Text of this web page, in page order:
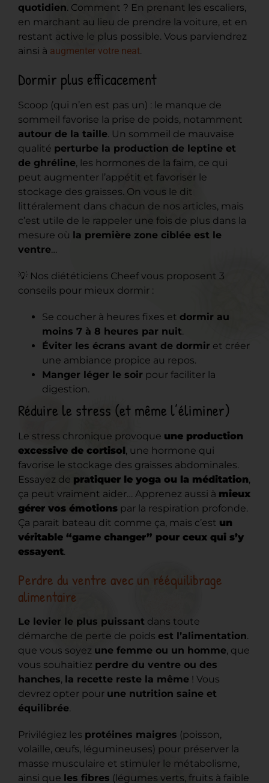
quotidien. Comment ? En prenant les escaliers,
en marchant au lieu de prendre la voiture, et en
restant active le plus possible. Vous parviendrez
ainsi à augmenter votre neat.
Dormir plus efficacement
Scoop (qui n’en est pas un) : le manque de
sommeil favorise la prise de poids, notamment
autour de la taille. Un sommeil de mauvaise
qualité perturbe la production de leptine et
de ghréline, les hormones de la faim, ce qui
peut augmenter l’appétit et favoriser le
stockage des graisses. On vous le dit
littéralement dans chacun de nos articles, mais
c’est utile de le rappeler une fois de plus dans la
mesure où
la première zone ciblée est le
ventre…
💡 Nos diététiciens Cheef vous proposent 3
conseils pour mieux dormir :
Se coucher à heures fixes et dormir au
moins 7 à 8 heures par nuit.
Éviter les écrans avant de dormir et créer
une ambiance propice au repos.
Manger léger le soir pour faciliter la
digestion.
Réduire le stress (et même l’éliminer)
Le stress chronique provoque une production
excessive de cortisol , une hormone qui
favorise le stockage des graisses abdominales.
Essayez de pratiquer le yoga ou la méditation,
ça peut vraiment aider… Apprenez aussi à mieux
gérer vos émotions par la respiration profonde.
Ça parait bateau dit comme ça, mais c’est un
véritable “game changer” pour ceux qui s’y
essayent.
Perdre du ventre avec un rééquilibrage
alimentaire
Le levier le plus puissant dans toute
démarche de perte de poids est l’alimentation.
que vous soyez une femme ou un homme, que
vous souhaitiez perdre du ventre ou des
hanches, la recette reste la même ! Vous
devrez opter pour une nutrition saine et
équilibrée.
Privilégiez les protéines maigres (poisson,
volaille, œufs, légumineuses) pour préserver la
masse musculaire et stimuler le métabolisme,
ainsi que les fibres (légumes verts, fruits à faible